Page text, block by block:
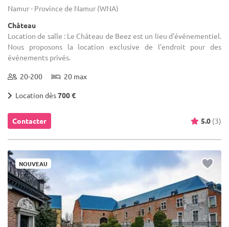
Namur - Province de Namur (WNA)
Château
Location de salle : Le Château de Beez est un lieu d'événementiel.
Nous proposons la location exclusive de l'endroit pour des
événements privés.
20-200 20 max
Location dès700 €
Contacter 5.0 (3)
NOUVEAU